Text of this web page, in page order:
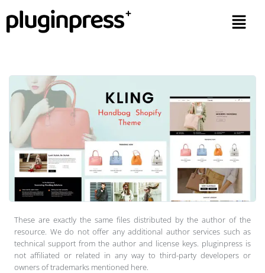
These are exactly the same files distributed by the author of the
resource. We do not offer any additional author services such as
technical support from the author and license keys. pluginpress is
not affiliated or related in any way to third-party developers or
owners of trademarks mentioned here.